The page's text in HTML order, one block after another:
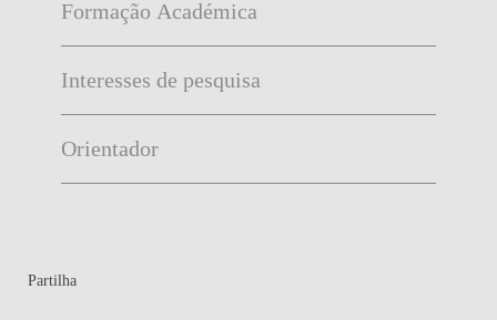
Formação Académica
Interesses de pesquisa
Orientador
Partilha